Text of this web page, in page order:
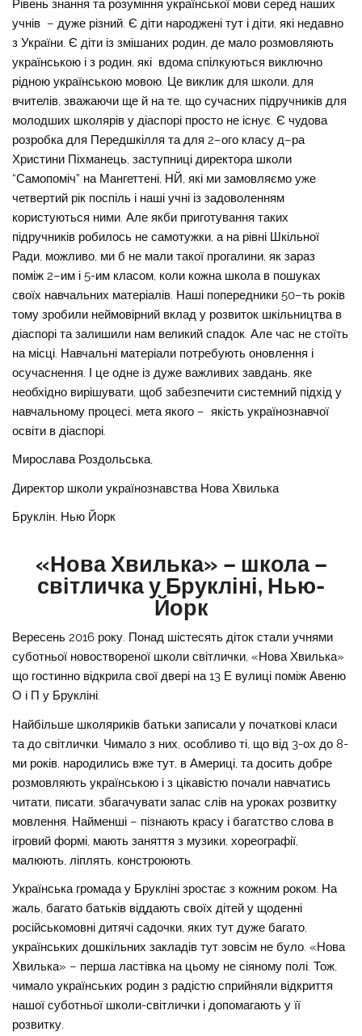
Рівень знання та розуміння української мови серед наших
учнів – дуже різний. Є діти народжені тут і діти, які недавно
з України. Є діти із змішаних родин, де мало розмовляють
українською і з родин, які вдома спілкуються виключно
рідною українською мовою. Це виклик для школи, для
вчителів, зважаючи ще й на те, що сучасних підручників для
молодших школярів у діаспорі просто не існує. Є чудова
розробка для Передшкілля та для 2–ого класу д–ра
Христини Піхманець, заступниці директора школи
“Самопоміч” на Мангеттені, НЙ, які ми замовляємо уже
четвертий рік поспіль і наші учні із задоволенням
користуються ними. Але якби приготування таких
підручників робилось не самотужки, а на рівні Шкільної
Ради, можливо, ми б не мали такої прогалини, як зараз
поміж 2–им і 5-им класом, коли кожна школа в пошуках
своїх навчальних матеріалів. Наші попередники 50–ть років
тому зробили неймовірний вклад у розвиток шкільництва в
діаспорі та залишили нам великий спадок. Але час не стоїть
на місці. Навчальні матеріали потребують оновлення і
осучаснення. І це одне із дуже важливих завдань, яке
необхідно вирішувати, щоб забезпечити системний підхід у
навчальному процесі, мета якого – якість українознавчої
освіти в діаспорі.
Мирослава Роздольська,
Директор школи українознавства Нова Хвилька
Бруклін, Нью Йорк
«Нова Хвилька» – школа –
світличка у Брукліні, Нью-
Йорк
Вересень 2016 року. Понад шістесять діток стали учнями
суботньої новоствореної школи світлички, «Нова Хвилька»
що гостинно відкрила свої двері на 13 Е вулиці поміж Авеню
О і П у Брукліні.
Найбільше школяриків батьки записали у початкові класи
та до світлички. Чимало з них, особливо ті, що від 3-ох до 8-
ми років, народились вже тут, в Америці, та досить добре
розмовляють українською і з цікавістю почали навчатись
читати, писати, збагачувати запас слів на уроках розвитку
мовлення. Найменші – пізнають красу і багатство слова в
ігровий формі, мають заняття з музики, хореографії,
малюють, ліплять, констроюють.
Українська громада у Брукліні зростає з кожним роком. На
жаль, багато батьків віддають своїх дітей у щоденні
російськомовні дитячі садочки, яких тут дуже багато,
українських дошкільних закладів тут зовсім не було. «Нова
Хвилька» – перша ластівка на цьому не сіяному полі. Тож,
чимало українських родин з радістю сприйняли відкриття
нашої суботньої школи-світлички і допомагають у її
розвитку.